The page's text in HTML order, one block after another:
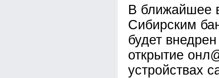
В ближайшее
Сибирским
будет
открытие
устройствах